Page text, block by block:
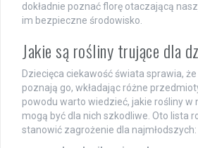
dokładnie poznać florę otaczającą
im bezpieczne środowisko.
Jakie są rośliny trujące dla
Dziecięca ciekawość świata sprawia,
poznają go, wkładając różne
powodu warto wiedzieć, jakie rośliny w
mogą być dla nich szkodliwe. Oto lista
stanowić zagrożenie dla najmłodszych: